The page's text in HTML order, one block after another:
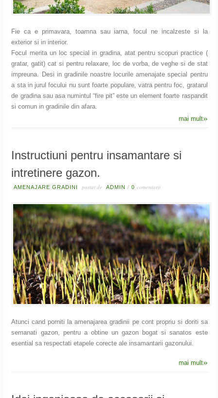
Fie ca e primavara, toamna sau iarna, focul ne incalzeste si la
exterior si in interior.
Focul merita un loc special in gradina, atat pentru scopuri practice (
gratar, gatit) cat si pentru relaxare, loc de vorba, de veghe si de stat
impreuna. Desi in gradinile noastre locurile amenajate special pentru
a sta in jurul focului nu sunt foarte populare, vatra pentru foc, gratarul
de gradina sau asa numintul “fire pit” este un element foarte raspandit
si comun in gradinile din afara.
mai mult»
Instructiuni pentru insamantare si
intretinere gazon.
AMENAJARE GRADINI postat de ADMIN /0comentarii
Atunci cand porniti la amenajarea gradinii pe cont propriu si doriti sa
semanati gazon, pentru a obtine un gazon bogat si sanatos este
esential sa respectati etapele corecte ale insamantarii gazonului.
mai mult»